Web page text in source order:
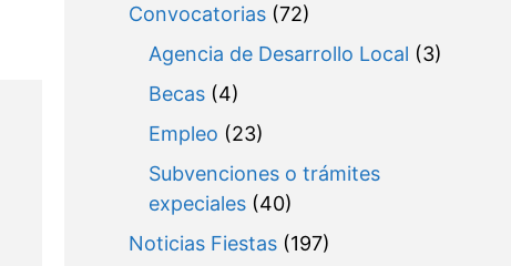
Convocatorias(72)
Agencia de Desarrollo Local (3)
Becas(4)
Empleo (23)
Subvenciones o trámites
expeciales(40)
Noticias Fiestas(197)